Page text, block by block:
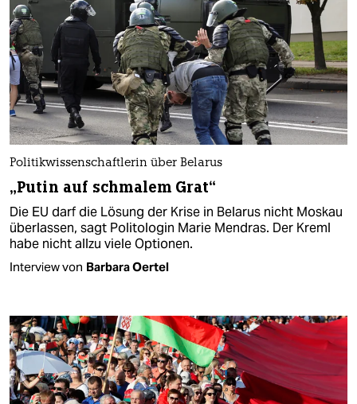
Politikwissenschaftlerin über Belarus
„Putin auf schmalem Grat“
Die EU darf die Lösung der Krise in Belarus nicht Moskau
überlassen, sagt Politologin Marie Mendras. Der Kreml
habe nicht allzu viele Optionen.
Interview von Barbara Oertel